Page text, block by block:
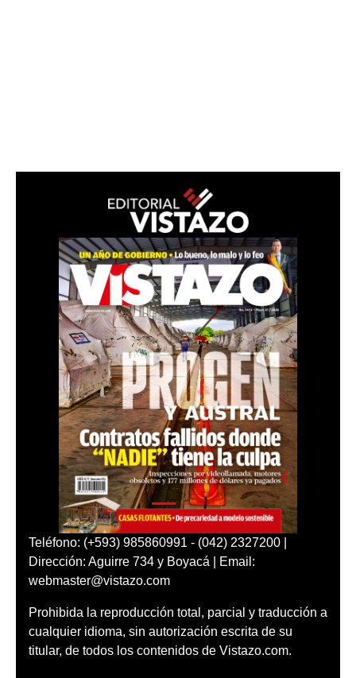
Teléfono: (+593) 985860991 - (042) 2327200 |
Dirección: Aguirre 734 y Boyacá | Email:
webmaster@vistazo.com
Prohibida la reproducción total, parcial y traducción a
cualquier idioma, sin autorización escrita de su
titular, de todos los contenidos de Vistazo.com.